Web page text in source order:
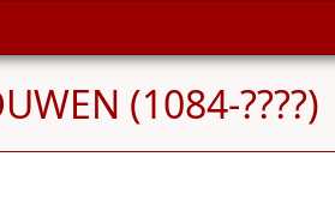
(1084-????)